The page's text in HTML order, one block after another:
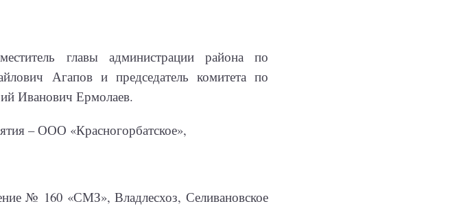
главы администрации района по
Агапов и председатель комитета по
Иванович Ермолаев.
– ООО «Красногорбатское»,
№ 160 «СМЗ», Владлесхоз, Селивановское